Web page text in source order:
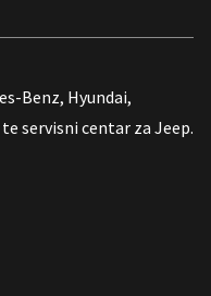
Benz, Hyundai,
servisni centar za Jeep.